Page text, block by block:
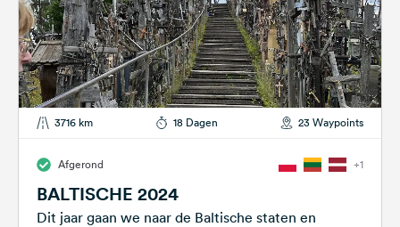
3716 km 18 Dagen 23 Waypoints
Afgerond +1
BALTISCHE 2024
Dit jaar gaan we naar de Baltische staten en